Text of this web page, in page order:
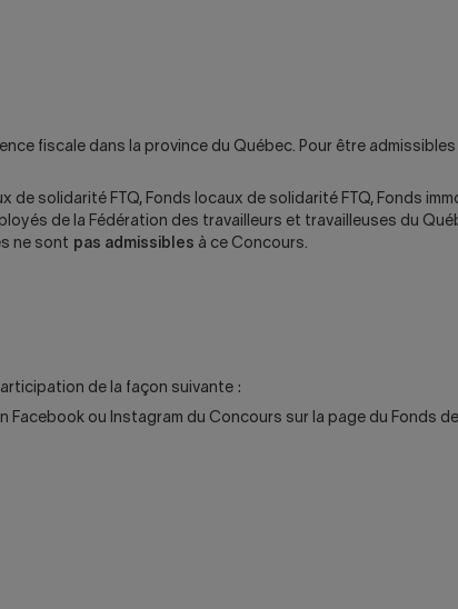
fiscale dans la province du Québec. Pour être
solidarité FTQ, Fonds locaux de solidarité FTQ, Fonds
de la Fédération des travailleurs et travailleuses du
ne sont pas admissibles à ce Concours.
de la façon suivante :
ou Instagram du Concours sur la page du Fonds